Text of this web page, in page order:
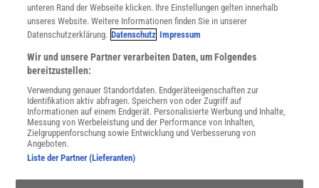
unteren Rand der Webseite klicken. Ihre Einstellungen gelten innerhalb
unseres Website. Weitere Informationen finden Sie in unserer
Datenschutzerklärung. Datenschutz Impressum
Wir und unsere Partner verarbeiten Daten, um Folgendes
bereitzustellen:
Verwendung genauer Standortdaten. Endgeräteeigenschaften zur
Identifikation aktiv abfragen. Speichern von oder Zugriff auf
Informationen auf einem Endgerät. Personalisierte Werbung und Inhalte,
Messung von Werbeleistung und der Performance von Inhalten,
Zielgruppenforschung sowie Entwicklung und Verbesserung von
Angeboten.
Liste der Partner (Lieferanten)